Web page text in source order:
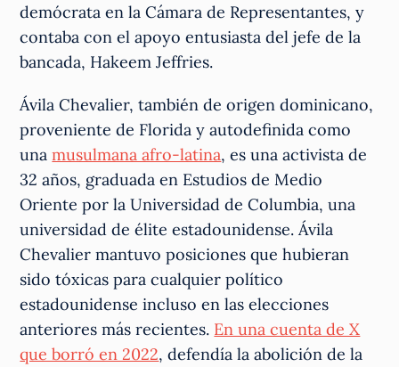
demócrata en la Cámara de Representantes, y
contaba con el apoyo entusiasta del jefe de la
bancada, Hakeem Jeffries.
Ávila Chevalier, también de origen dominicano,
proveniente de Florida y autodefinida como
unamusulmana afro-latina, es una activista de
32 años, graduada en Estudios de Medio
Oriente por la Universidad de Columbia, una
universidad de élite estadounidense. Ávila
Chevalier mantuvo posiciones que hubieran
sido tóxicas para cualquier político
estadounidense incluso en las elecciones
anteriores más recientes. En una cuenta de X
que borró en 2022, defendía la abolición de la